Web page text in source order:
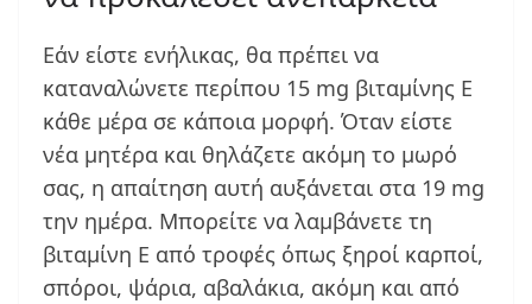
Εάν είστε ενήλικας, θα πρέπει να
καταναλώνετε περίπου 15 mg βιταμίνης Ε
κάθε μέρα σε κάποια μορφή. Όταν είστε
νέα μητέρα και θηλάζετε ακόμη το μωρό
σας, η απαίτηση αυτή αυξάνεται στα 19 mg
την ημέρα. Μπορείτε να λαμβάνετε τη
βιταμίνη Ε από τροφές όπως ξηροί καρποί,
σπόροι, ψάρια, αβαλάκια, ακόμη και από